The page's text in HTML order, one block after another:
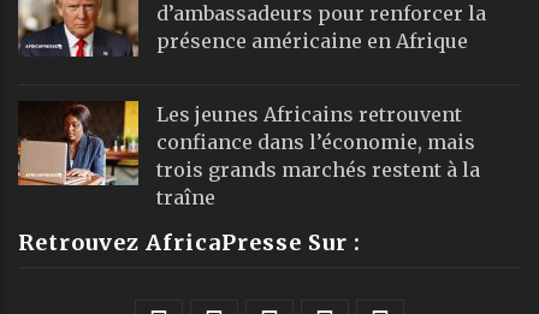
d’ambassadeurs pour renforcer la
présence américaine en Afrique
Les jeunes Africains retrouvent
confiance dans l’économie, mais
trois grands marchés restent à la
traîne
Retrouvez AfricaPresse Sur :